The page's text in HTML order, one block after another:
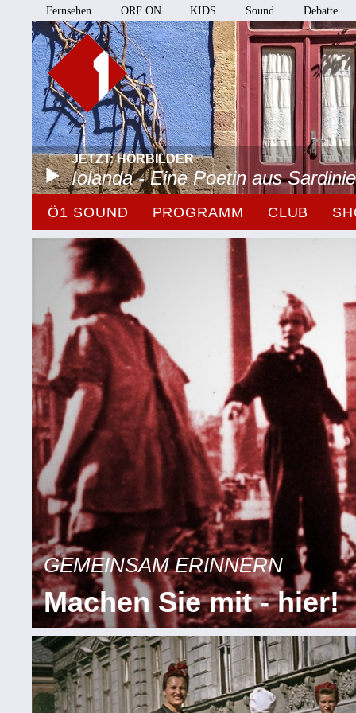
Fernsehen ORF ON KIDS Sound Debatte
JETZT: HÖRBILDER
Iolanda - Eine Poetin aus
Ö1 SOUND PROGRAMM CLUB
GEMEINSAM ERINNERN
Machen Sie mit - hier!